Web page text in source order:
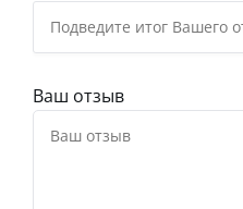
Ваш отзыв